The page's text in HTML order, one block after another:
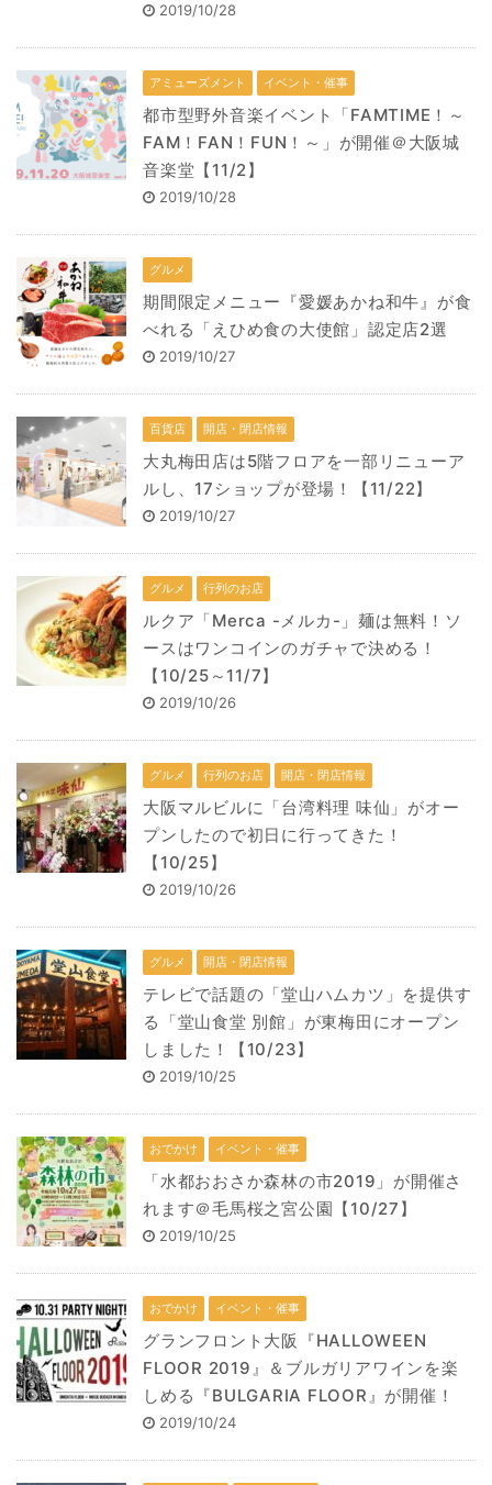
2019/10/28
アミューズメント イベント・催事
都市型野外音楽イベント「FAMTIME！～
FAM！FAN！FUN！～」が開催＠大阪城
音楽堂【11/2】
2019/10/28
グルメ
期間限定メニュー『愛媛あかね和牛』が食
べれる「えひめ食の大使館」認定店2選
2019/10/27
百貨店 開店・閉店情報
大丸梅田店は5階フロアを一部リニューア
ルし、17ショップが登場！【11/22】
2019/10/27
グルメ 行列のお店
ルクア「Merca -メルカ-」麺は無料！ソ
ースはワンコインのガチャで決める！
【10/25～11/7】
2019/10/26
グルメ 行列のお店 開店・閉店情報
大阪マルビルに「台湾料理 味仙」がオー
プンしたので初日に行ってきた！
【10/25】
2019/10/26
グルメ 開店・閉店情報
テレビで話題の「堂山ハムカツ」を提供す
る「堂山食堂 別館」が東梅田にオープン
しました！【10/23】
2019/10/25
おでかけ イベント・催事
「水都おおさか森林の市2019」が開催さ
れます＠毛馬桜之宮公園【10/27】
2019/10/25
おでかけ イベント・催事
グランフロント大阪『HALLOWEEN
FLOOR 2019』＆ブルガリアワインを楽
しめる『BULGARIA FLOOR』が開催！
2019/10/24